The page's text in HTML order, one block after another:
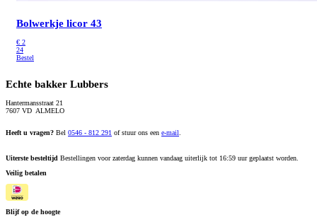
Bolwerkje licor 43
€ 2
24
Bestel
Echte bakker Lubbers
Hantermansstraat 21
7607 VD ALMELO
Heeft u vragen? Bel 0546 - 812 291 of stuur ons een e-mail.
Uiterste besteltijd Bestellingen voor zaterdag kunnen vandaag uiterlijk tot 16:59 uur geplaatst worden.
Veilig betalen
Blijf op de hoogte